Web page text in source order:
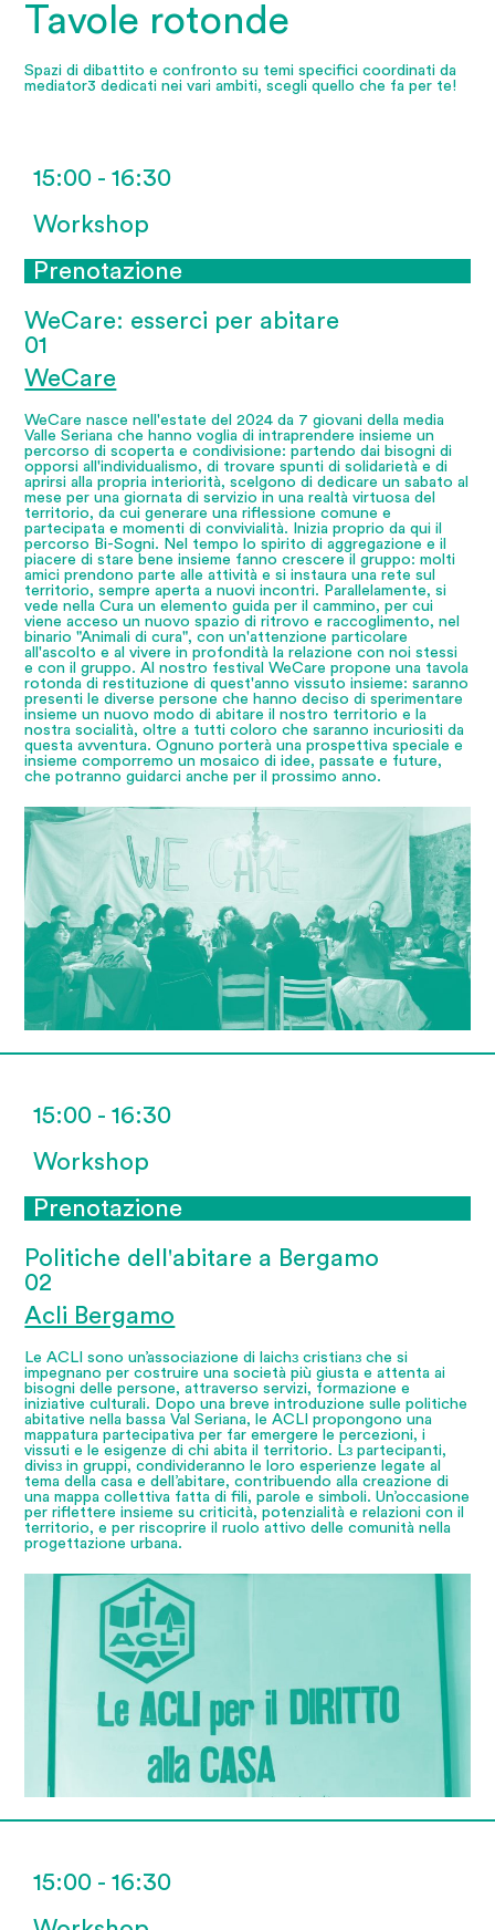
Tavole rotonde
Spazi di dibattito e confronto su temi specifici coordinati da
mediator3 dedicati nei vari ambiti, scegli quello che fa per te!
15:00 - 16:30
Workshop
Prenotazione
WeCare: esserci per abitare
01
WeCare
WeCare nasce nell'estate del 2024 da 7 giovani della media
Valle Seriana che hanno voglia di intraprendere insieme un
percorso di scoperta e condivisione: partendo dai bisogni di
opporsi all'individualismo, di trovare spunti di solidarietà e di
aprirsi alla propria interiorità, scelgono di dedicare un sabato al
mese per una giornata di servizio in una realtà virtuosa del
territorio, da cui generare una riflessione comune e
partecipata e momenti di convivialità. Inizia proprio da qui il
percorso Bi-Sogni. Nel tempo lo spirito di aggregazione e il
piacere di stare bene insieme fanno crescere il gruppo: molti
amici prendono parte alle attività e si instaura una rete sul
territorio, sempre aperta a nuovi incontri. Parallelamente, si
vede nella Cura un elemento guida per il cammino, per cui
viene acceso un nuovo spazio di ritrovo e raccoglimento, nel
binario "Animali di cura", con un'attenzione particolare
all'ascolto e al vivere in profondità la relazione con noi stessi
e con il gruppo. Al nostro festival WeCare propone una tavola
rotonda di restituzione di quest'anno vissuto insieme: saranno
presenti le diverse persone che hanno deciso di sperimentare
insieme un nuovo modo di abitare il nostro territorio e la
nostra socialità, oltre a tutti coloro che saranno incuriositi da
questa avventura. Ognuno porterà una prospettiva speciale e
insieme comporremo un mosaico di idee, passate e future,
che potranno guidarci anche per il prossimo anno.
15:00 - 16:30
Workshop
Prenotazione
Politiche dell'abitare a Bergamo
02
Acli Bergamo
Le ACLI sono un’associazione di laichɜ cristianɜ che si
impegnano per costruire una società più giusta e attenta ai
bisogni delle persone, attraverso servizi, formazione e
iniziative culturali. Dopo una breve introduzione sulle politiche
abitative nella bassa Val Seriana, le ACLI propongono una
mappatura partecipativa per far emergere le percezioni, i
vissuti e le esigenze di chi abita il territorio. Lɜ partecipanti,
divisɜ in gruppi, condivideranno le loro esperienze legate al
tema della casa e dell’abitare, contribuendo alla creazione di
una mappa collettiva fatta di fili, parole e simboli. Un’occasione
per riflettere insieme su criticità, potenzialità e relazioni con il
territorio, e per riscoprire il ruolo attivo delle comunità nella
progettazione urbana.
15:00 - 16:30